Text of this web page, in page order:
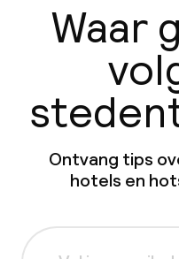
Waar
Ontvang tips
hotels en